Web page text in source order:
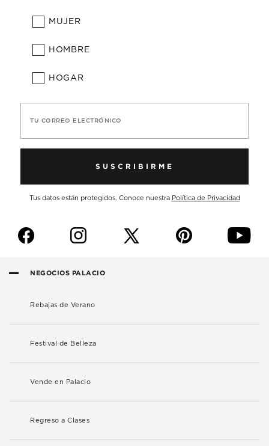
MUJER
HOMBRE
HOGAR
TU CORREO ELECTRÓNICO
SUSCRIBIRME
Tus datos están protegidos. Conoce nuestra Política de Privacidad
f i p y
NEGOCIOS PALACIO
Rebajas de Verano
Festival de Belleza
Vende en Palacio
Regreso a Clases